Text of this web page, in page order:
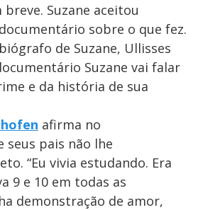
Suzane aceitou
sobre o que fez.
de Suzane, Ullisses
Suzane vai falar
e da história de sua
afirma no
seus pais não lhe
“Eu vivia estudando. Era
9 e 10 em todas as
demonstração de amor,